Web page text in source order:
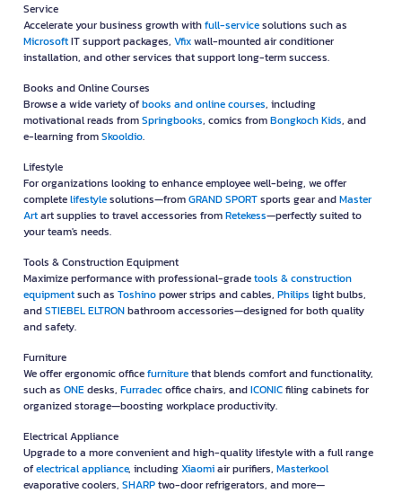
Service
Accelerate your business growth withfull-servicesolutions such as
MicrosoftIT support packages, Vfixwall-mounted air conditioner
installation, and other services that support long-term success.
Books and Online Courses
Browse a wide variety ofbooks and online courses, including
motivational reads fromSpringbooks, comics fromBongkoch Kids, and
e-learning fromSkooldio.
Lifestyle
For organizations looking to enhance employee well-being, we offer
completelifestylesolutions—fromGRAND SPORTsports gear andMaster
Artart supplies to travel accessories fromRetekess—perfectly suited to
your team's needs.
Tools & Construction Equipment
Maximize performance with professional-gradetools & construction
equipmentsuch as Toshinopower strips and cables, Philips light bulbs,
andSTIEBEL ELTRONbathroom accessories—designed for both quality
and safety.
Furniture
We offer ergonomic officefurniturethat blends comfort and functionality,
such as ONEdesks, Furradecoffice chairs, andICONICfiling cabinets for
organized storage—boosting workplace productivity.
Electrical Appliance
Upgrade to a more convenient and high-quality lifestyle with a full range
ofelectrical appliance, includingXiaomiair purifiers, Masterkool
evaporative coolers, SHARPtwo-door refrigerators, and more—